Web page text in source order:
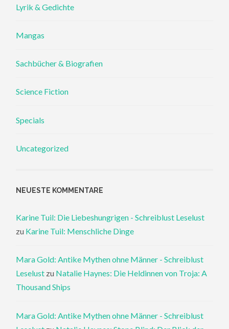
Lyrik & Gedichte
Mangas
Sachbücher & Biografien
Science Fiction
Specials
Uncategorized
NEUESTE KOMMENTARE
Karine Tuil: Die Liebeshungrigen - Schreiblust Leselust
zu Karine Tuil: Menschliche Dinge
Mara Gold: Antike Mythen ohne Männer - Schreiblust
Leselust zu Natalie Haynes: Die Heldinnen von Troja: A
Thousand Ships
Mara Gold: Antike Mythen ohne Männer - Schreiblust